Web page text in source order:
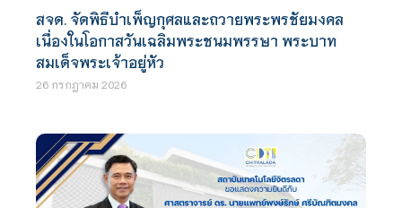
สจด. จัดพิธีบำเพ็ญกุศลและถวายพระพรชัยมงคล
เนื่องในโอกาสวันเฉลิมพระชนมพรรษา พระบาท
สมเด็จพระเจ้าอยู่หัว
26 กรกฎาคม 2026